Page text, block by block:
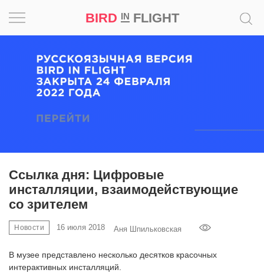
BIRD INFLIGHT
Ссылка дня: Цифровые
инсталляции, взаимодействующие
со зрителем
Новости 16 июля 2018 Аня Шпильковская
В музее представлено несколько десятков красочных
интерактивных инсталляций.